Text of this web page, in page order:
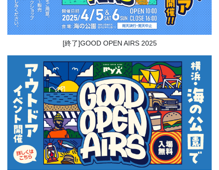
[終了]GOOD OPEN AIRS 2025